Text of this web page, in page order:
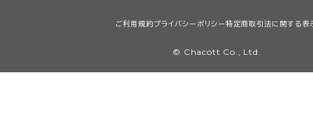
ご利用規約プライバシーポリシー特定商取引法に関する表
© Chacott Co., Ltd.